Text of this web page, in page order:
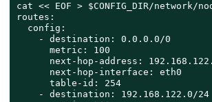
cat << EOF > $CONFIG_DIR/network/
routes:
  config:
    - destination: 0.0.0.0/0
      metric: 100
next-hop-address:
      next-hop-interface: eth0
      table-id: 254
    - destination: 192.168.122.0/24